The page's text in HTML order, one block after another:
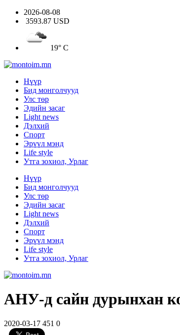
2026-08-08
3593.87 USD
19° C
Нүүр
Бид монголчууд
Улс төр
Эдийн засаг
Light news
Дэлхий
Спорт
Эрүүл мэнд
Life style
Утга зохиол, Урлаг
Нүүр
Бид монголчууд
Улс төр
Эдийн засаг
Light news
Дэлхий
Спорт
Эрүүл мэнд
Life style
Утга зохиол, Урлаг
АНУ-д сайн дурынхан
2020-03-17 451 0